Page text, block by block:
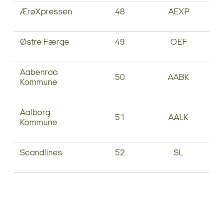
ÆrøXpressen 48 AEXP
Østre Færge 49 OEF
Aabenraa
Kommune
50 AABK
Aalborg
Kommune
51 AALK
Scandlines 52 SL